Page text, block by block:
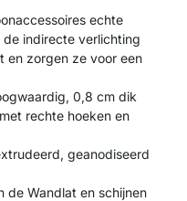
echte
de indirecte verlichting
en zorgen ze voor een
0,8 cm dik
rechte hoeken en
geanodiseerd
de Wandlat en schijnen